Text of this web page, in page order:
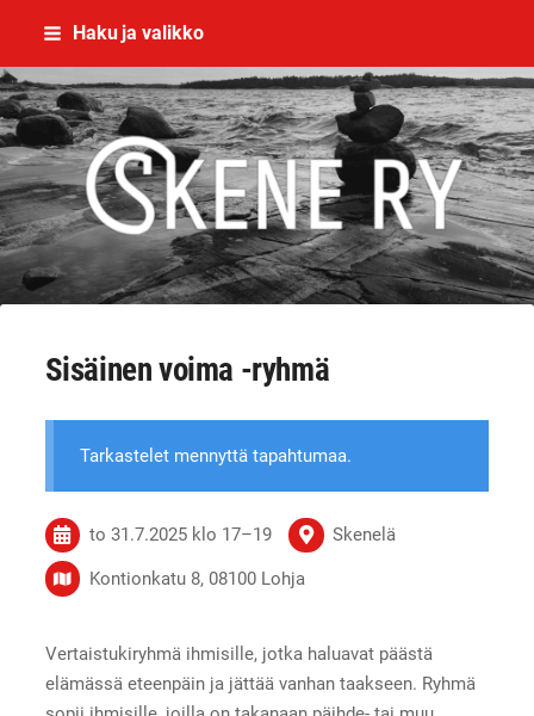
Siirry
sisältöön
Haku ja valikko
Skene - yhdessä rikoksettomaan
Sisäinen voima -ryhmä
Tarkastelet mennyttä tapahtumaa.
to 31.7.2025 klo 17–19 Skenelä
Kontionkatu 8, 08100 Lohja
Vertaistukiryhmä ihmisille, jotka haluavat päästä
elämässä eteenpäin ja jättää vanhan taakseen. Ryhmä